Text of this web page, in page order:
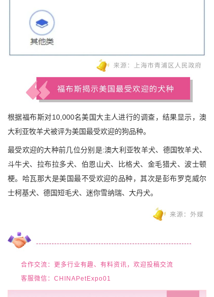
根据福布斯对10,000名美国大主人进行的调查，结果显示，澳
大利亚牧羊犬被评为美国最受欢迎的狗品种。
最受欢迎的大种前几位分别是:澳大利亚牧羊犬、德国牧羊犬、
斗牛犬、拉布拉多犬、伯恩山犬、比格犬、金毛猎犬、波士顿
梗。哈瓦那大是美国最不受欢迎的品种，其次是彭布罗克威尔
士柯基犬、德国短毛犬、迷你雪纳瑞、大丹犬。
合作交流：更多行业有趣、有料资讯，欢迎投稿交流
客服微信：CHINAPetExpo01